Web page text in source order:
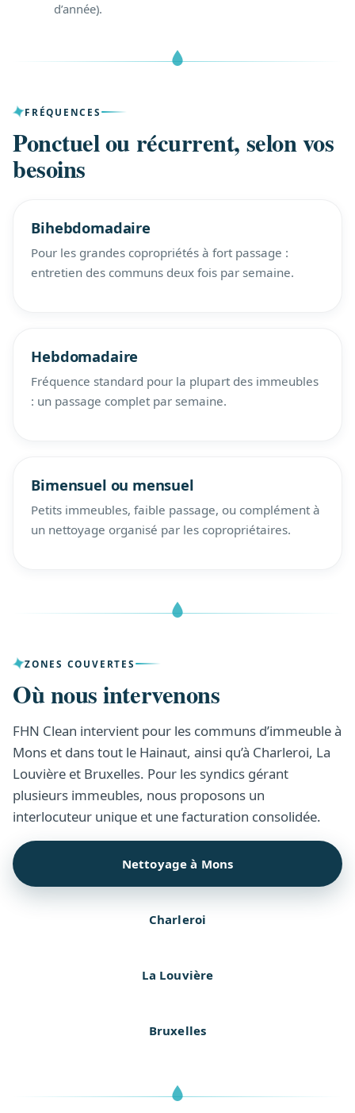
d’année).
FRÉQUENCES
Ponctuel ou récurrent, selon vos
besoins
Bihebdomadaire
Pour les grandes copropriétés à fort passage :
entretien des communs deux fois par semaine.
Hebdomadaire
Fréquence standard pour la plupart des immeubles
: un passage complet par semaine.
Bimensuel ou mensuel
Petits immeubles, faible passage, ou complément à
un nettoyage organisé par les copropriétaires.
ZONES COUVERTES
Où nous intervenons
FHN Clean intervient pour les communs d’immeuble à
Mons et dans tout le Hainaut, ainsi qu’à Charleroi, La
Louvière et Bruxelles. Pour les syndics gérant
plusieurs immeubles, nous proposons un
interlocuteur unique et une facturation consolidée.
Nettoyage à Mons
Charleroi
La Louvière
Bruxelles